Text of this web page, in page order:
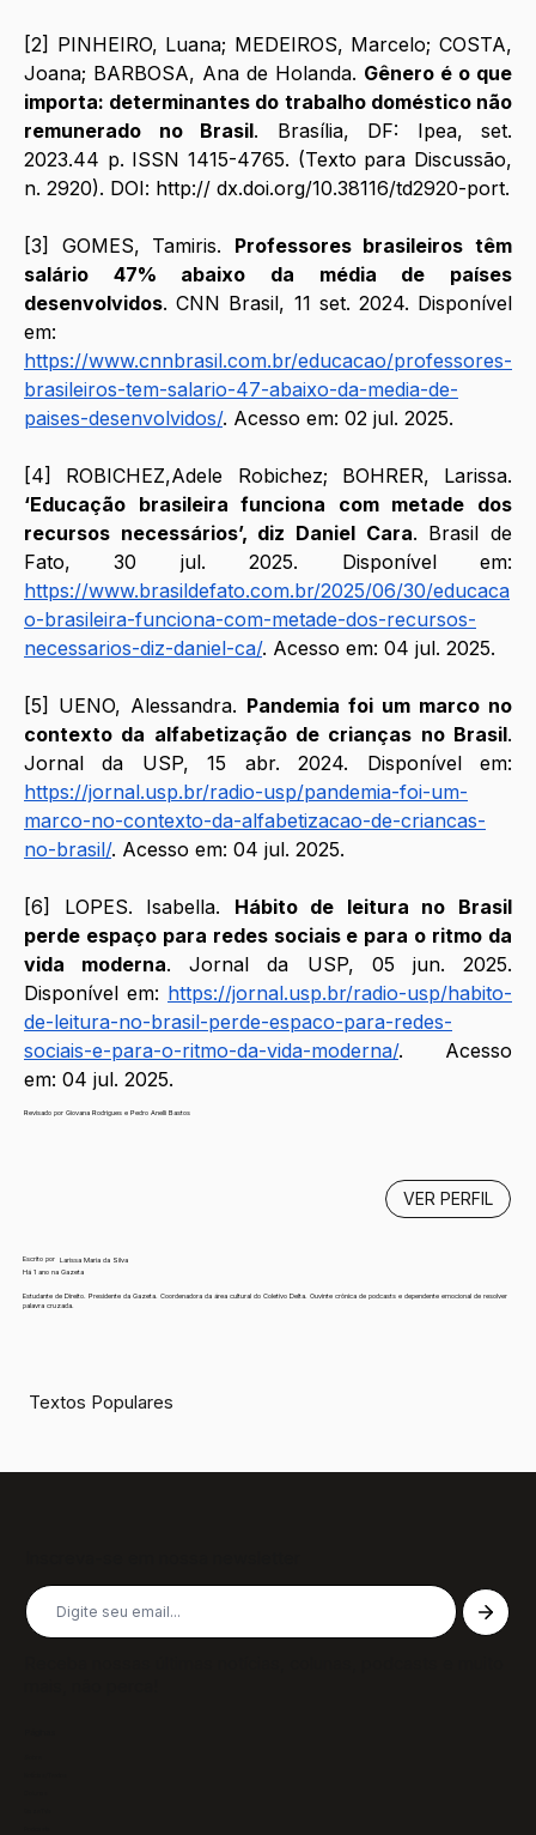
[2] PINHEIRO, Luana; MEDEIROS, Marcelo; COSTA,
Joana; BARBOSA, Ana de Holanda. Gênero é o que
importa: determinantes do trabalho doméstico não
remunerado no Brasil. Brasília, DF: Ipea, set.
2023.44 p. ISSN 1415-4765. (Texto para Discussão,
n. 2920). DOI: http:// dx.doi.org/10.38116/td2920-port.
[3] GOMES, Tamiris. Professores brasileiros têm
salário 47% abaixo da média de países
desenvolvidos. CNN Brasil, 11 set. 2024. Disponível
https://www.cnnbrasil.com.br/educacao/professores-
brasileiros-tem-salario-47-abaixo-da-media-de-
paises-desenvolvidos/. Acesso em: 02 jul. 2025.
‘Educação brasileira funciona com metade dos
recursos necessários’, diz Daniel Cara. Brasil de
https://www.brasildefato.com.br/2025/06/30/educaca
o-brasileira-funciona-com-metade-dos-recursos-
necessarios-diz-daniel-ca/. Acesso em: 04 jul. 2025.
[5] UENO, Alessandra. Pandemia foi um marco no
contexto da alfabetização de crianças no Brasil.
https://jornal.usp.br/radio-usp/pandemia-foi-um-
marco-no-contexto-da-alfabetizacao-de-criancas-
no-brasil/. Acesso em: 04 jul. 2025.
[6] LOPES. Isabella. Hábito de leitura no Brasil
perde espaço para redes sociais e para o ritmo da
vida moderna. Jornal da USP, 05 jun. 2025.
Disponível em: https://jornal.usp.br/radio-usp/habito-
de-leitura-no-brasil-perde-espaco-para-redes-
sociais-e-para-o-ritmo-da-vida-moderna/. Acesso
em: 04 jul. 2025.
Revisado por Giovana Rodrigues e Pedro Anelli Bastos
Escrito por
Larissa Maria da Silva
Há 1 ano na Gazeta
Estudante de Direito. Presidente da Gazeta. Coordenadora da área cultural do Coletivo Delta. Ouvinte crônica de podcasts e dependente emocional de resolver
palavra cruzada.
VER PERFIL
Textos Populares